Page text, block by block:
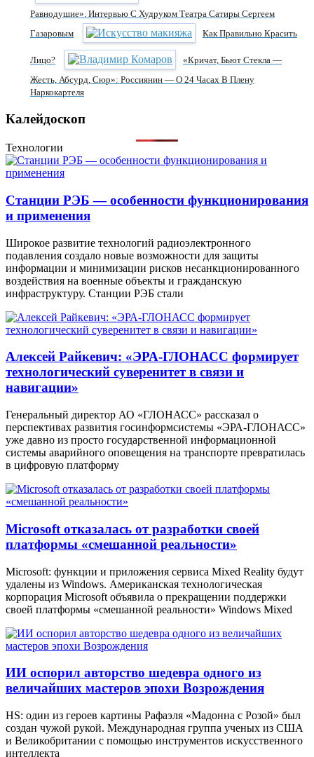
Равнодушие». Интервью С Худруком Театра Сатиры Сергеем
Газаровым
Как Правильно Красить
Лицо?
«Кричат, Бьют Стекла —
Жесть, Абсурд, Сюр»: Россиянин — О 24 Часах В Плену
Наркокартеля
Калейдоскоп
Технологии
Станции РЭБ — особенности функционирования
и применения
Широкое развитие технологий радиоэлектронного
подавления создало новые возможности для защиты
информации и минимизации рисков несанкционированного
воздействия на военные объекты и гражданскую
инфраструктуру. Станции РЭБ стали
Алексей Райкевич: «ЭРА-ГЛОНАСС формирует
технологический суверенитет в связи и
навигации»
Генеральный директор АО «ГЛОНАСС» рассказал о
перспективах развития госинформсистемы «ЭРА-ГЛОНАСС»
уже давно из просто государственной информационной
системы аварийного оповещения на транспорте превратилась
в цифровую платформу
Microsoft отказалась от разработки своей
платформы «смешанной реальности»
Microsoft: функции и приложения сервиса Mixed Reality будут
удалены из Windows. Американская технологическая
корпорация Microsoft объявила о прекращении поддержки
своей платформы «смешанной реальности» Windows Mixed
ИИ оспорил авторство шедевра одного из
величайших мастеров эпохи Возрождения
HS: один из героев картины Рафаэля «Мадонна с Розой» был
создан чужой рукой. Международная группа ученых из США
и Великобритании с помощью инструментов искусственного
интеллекта